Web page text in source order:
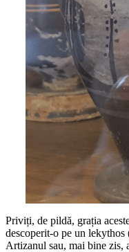
Priviți, de pildă, grația
descoperit-o pe un lekythos
Artizanul sau, mai bine zis,